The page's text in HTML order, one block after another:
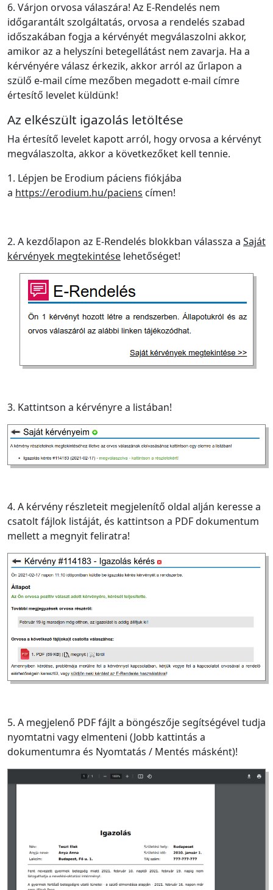
6. Várjon orvosa válaszára! Az E-Rendelés nem
időgarantált szolgáltatás, orvosa a rendelés szabad
időszakában fogja a kérvényét megválaszolni akkor,
amikor az a helyszíni betegellátást nem zavarja. Ha a
kérvényére válasz érkezik, akkor arról az űrlapon a
szülő e-mail címe mezőben megadott e-mail címre
értesítő levelet küldünk!
Az elkészült igazolás letöltése
Ha értesítő levelet kapott arról, hogy orvosa a kérvényt
megválaszolta, akkor a következőket kell tennie.
1. Lépjen be Erodium páciens fiókjába
a https://erodium.hu/paciens címen!
2. A kezdőlapon az E-Rendelés blokkban válassza a Saját
kérvények megtekintése lehetőséget!
3. Kattintson a kérvényre a listában!
4. A kérvény részleteit megjelenítő oldal alján keresse a
csatolt fájlok listáját, és kattintson a PDF dokumentum
mellett a megnyit feliratra!
5. A megjelenő PDF fájlt a böngészője segítségével tudja
nyomtatni vagy elmenteni (Jobb kattintás a
dokumentumra és Nyomtatás / Mentés másként)!